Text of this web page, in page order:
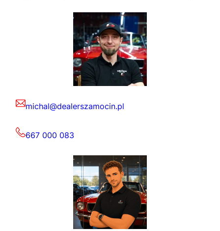
michal@dealerszamocin.pl
667 000 083